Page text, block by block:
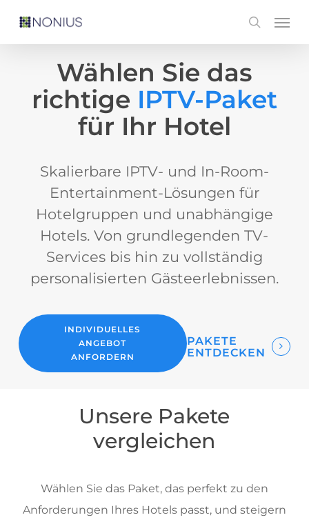
search
Menu
Wählen Sie das
richtige IPTV-Paket
für Ihr Hotel
Skalierbare IPTV- und In-Room-
Entertainment-Lösungen für
Hotelgruppen und unabhängige
Hotels. Von grundlegenden TV-
Services bis hin zu vollständig
personalisierten Gästeerlebnissen.
INDIVIDUELLES
ANGEBOT
ANFORDERN
PAKETE
ENTDECKEN
Unsere Pakete
vergleichen
Wählen Sie das Paket, das perfekt zu den
Anforderungen Ihres Hotels passt, und steigern